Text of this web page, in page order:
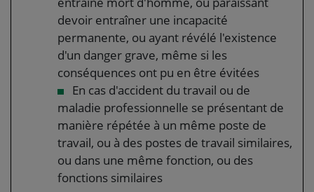
devoir entraîner une incapacité
permanente, ou ayant révélé l'existence
d'un danger grave, même si les
conséquences ont pu en être évitées
En cas d'accident du travail ou de
maladie professionnelle se présentant de
manière répétée à un même poste de
travail, ou à des postes de travail similaires,
ou dans une même fonction, ou des
fonctions similaires